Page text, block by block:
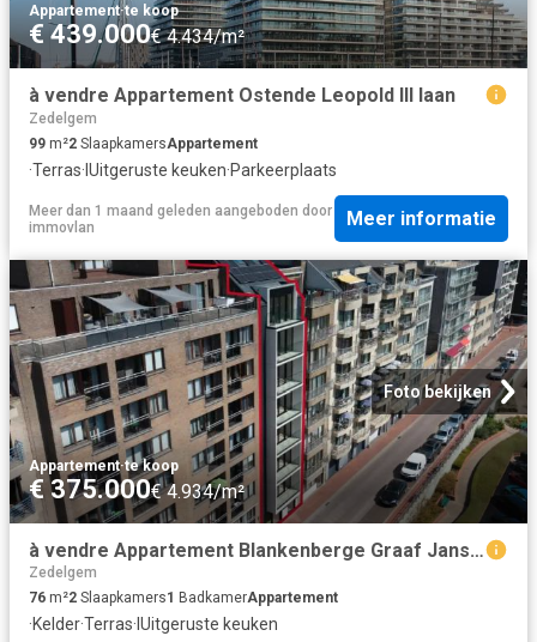
Appartement·te koop
€ 439.000€ 4.434/m²
à vendre Appartement Ostende Leopold III laan
Zedelgem
99 m²2 SlaapkamersAppartement
·Terras· IUitgeruste keuken·Parkeerplaats
Meer dan 1 maand geleden aangeboden door
immovlan
Meer informatie
Foto bekijken
Appartement·te koop
€ 375.000€ 4.934/m²
à vendre Appartement Blankenberge Graaf Jansdijk
Zedelgem
76 m²2 Slaapkamers1 BadkamerAppartement
·Kelder·Terras· IUitgeruste keuken